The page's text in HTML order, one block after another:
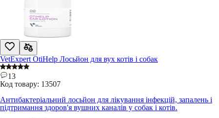
VetExpert OtiHelp Лосьйон для вух котів і собак
13
Код товару: 13507
Антибактеріальний лосьйон для лікування інфекцій, запалень і
підтримання здоров'я вушних каналів у собак і котів.